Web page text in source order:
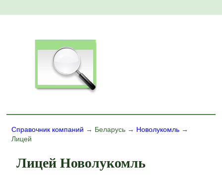
Справочник компаний → Беларусь → Новолукомль →
Лицей
Лицей Новолукомль